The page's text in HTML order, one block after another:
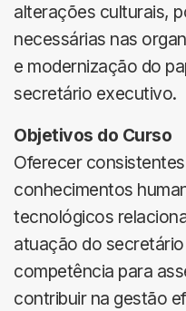
alterações culturais,
necessárias nas
e modernização do
secretário executivo.
Objetivos do Curso
Oferecer
conhecimentos
tecnológicos
atuação do
competência para
contribuir na gestão